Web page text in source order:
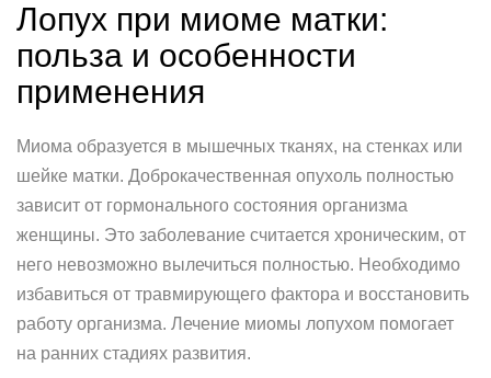
Лопух при миоме матки:
польза и особенности
применения
Миома образуется в мышечных тканях, на стенках или
шейке матки. Доброкачественная опухоль полностью
зависит от гормонального состояния организма
женщины. Это заболевание считается хроническим, от
него невозможно вылечиться полностью. Необходимо
избавиться от травмирующего фактора и восстановить
работу организма. Лечение миомы лопухом помогает
на ранних стадиях развития.